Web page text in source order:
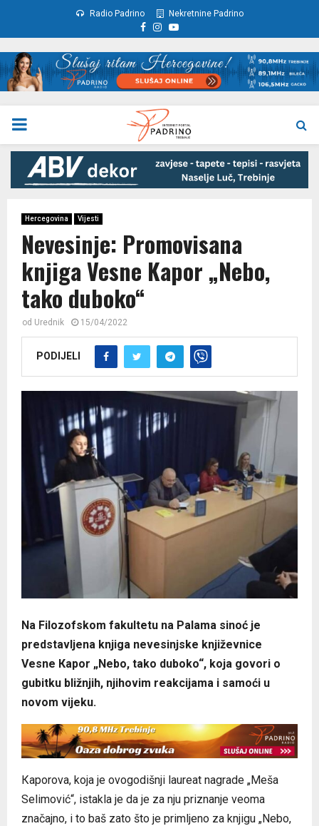
Radio Padrino Nekretnine Padrino
Facebook
Instagram
Youtube
PRIMARY
MENU
Hercegovina Vijesti
Nevesinje: Promovisana
knjiga Vesne Kapor „Nebo,
tako duboko“
od Urednik 15/04/2022
PODIJELI
Na Filozofskom fakultetu na Palama sinoć je
predstavljena knjiga nevesinjske književnice
Vesne Кapor „Nebo, tako duboko“, koja govori o
gubitku bližnjih, njihovim reakcijama i samoći u
novom vijeku.
Кaporova, koja je ovogodišnji laureat nagrade „Meša
Selimović“, istakla je da je za nju priznanje veoma
značajno, i to baš zato što je primljeno za knjigu „Nebo,